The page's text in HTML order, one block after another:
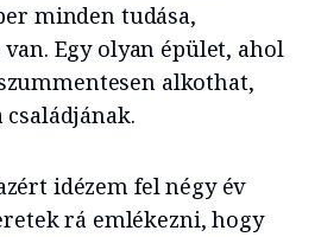
minden tudása,
Egy olyan épület, ahol
alkothat,
idézem fel négy év
rá emlékezni, hogy